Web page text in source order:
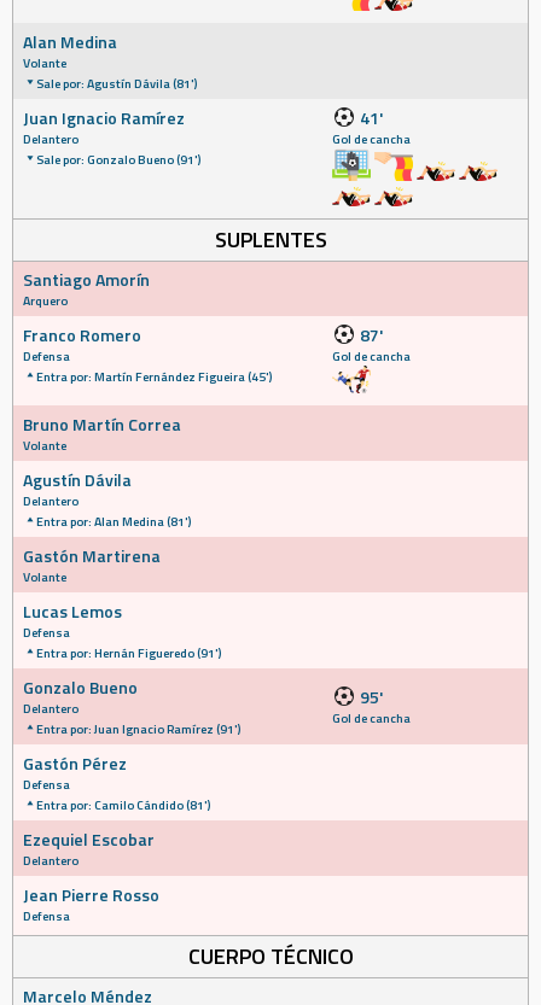
Alan Medina
Volante
Sale por: Agustín Dávila (81')
Juan Ignacio Ramírez
Delantero
Sale por: Gonzalo Bueno (91')
41'
Gol de cancha
SUPLENTES
Santiago Amorín
Arquero
Franco Romero
Defensa
Entra por: Martín Fernández Figueira (45')
87'
Gol de cancha
Bruno Martín Correa
Volante
Agustín Dávila
Delantero
Entra por: Alan Medina (81')
Gastón Martirena
Volante
Lucas Lemos
Defensa
Entra por: Hernán Figueredo (91')
Gonzalo Bueno
Delantero
Entra por: Juan Ignacio Ramírez (91')
95'
Gol de cancha
Gastón Pérez
Defensa
Entra por: Camilo Cándido (81')
Ezequiel Escobar
Delantero
Jean Pierre Rosso
Defensa
CUERPO TÉCNICO
Marcelo Méndez